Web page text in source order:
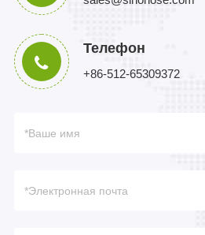
Телефон
+86-512-65309372